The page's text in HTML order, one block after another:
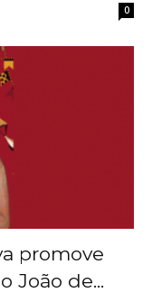
0
promove
João de...